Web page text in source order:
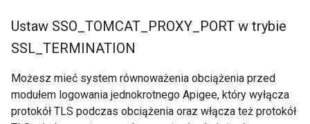
Ustaw SSO TOMCAT PROXY PORT w trybie
SSL TERMINATION
Możesz mieć system równoważenia obciążenia przed
modułem logowania jednokrotnego Apigee, który wyłącza
protokół TLS podczas obciążenia oraz włącza też protokół